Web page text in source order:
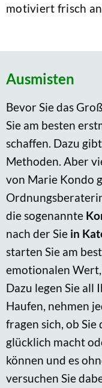
motiviert frisch
Ausmisten
Bevor Sie das
Sie am besten
schaffen. Dazu
Methoden. Aber
von Marie Kondo
die sogenannte
nach der Sie in
starten Sie am
emotionalen
Dazu legen Sie all
Haufen, nehmen
fragen sich, ob
glücklich macht
können und es
versuchen Sie